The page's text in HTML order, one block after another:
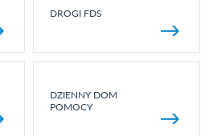
DROGI FDS
DZIENNY DOM
POMOCY